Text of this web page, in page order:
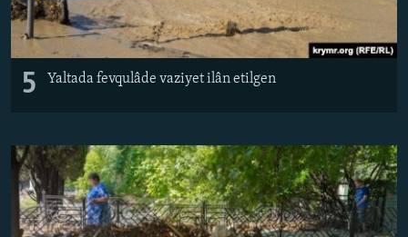
5 Yaltada fevqulâde vaziyet ilân etilgen